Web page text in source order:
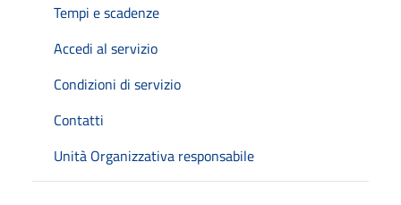
Tempi e scadenze
Accedi al servizio
Condizioni di servizio
Contatti
Unità Organizzativa responsabile